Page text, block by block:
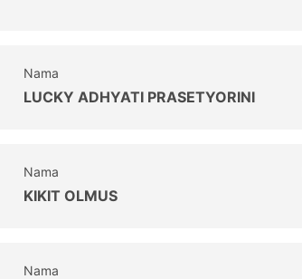
Nama
LUCKY ADHYATI PRASETYORINI
Nama
KIKIT OLMUS
Nama